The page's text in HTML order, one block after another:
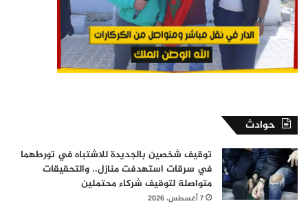
حوادث
توقيف شخصين بالجديدة للاشتباه في تورطهما
في سرقات استهدفت منازل.. والتحقيقات
متواصلة لتوقيف شركاء محتملين
7 أغسطس، 2026